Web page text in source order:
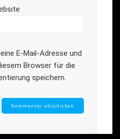
E-Mail-Adresse und
Browser für die
speichern.